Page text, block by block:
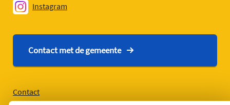
Instagram
Contact met de gemeente
Contact